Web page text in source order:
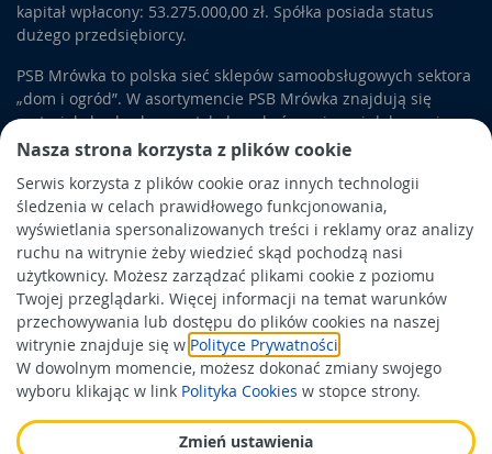
Nasza strona korzysta z plików cookie
Serwis korzysta z plików cookie oraz innych technologii
śledzenia w celach prawidłowego funkcjonowania,
wyświetlania spersonalizowanych treści i reklamy oraz analizy
ruchu na witrynie żeby wiedzieć skąd pochodzą nasi
użytkownicy. Możesz zarządzać plikami cookie z poziomu
Twojej przeglądarki. Więcej informacji na temat warunków
przechowywania lub dostępu do plików cookies na naszej
witrynie znajduje się w Polityce Prywatności
W dowolnym momencie, możesz dokonać zmiany swojego
wyboru klikając w link Polityka Cookies w stopce strony.
Zmień ustawienia
kapitał wpłacony: 53.275.000,00 zł. Spółka posiada status
dużego przedsiębiorcy.
PSB Mrówka to polska sieć sklepów samoobsługowych sektora
„dom i ogród”. W asortymencie PSB Mrówka znajdują się
materiały budowlane, artykuły wykończeniowe i dekoracyjne,
wyposażenie łazienek i kuchni, elektronarzędzia, a także
artykuły związane z ogrodem i otoczeniem domu.
Obowiązek informacyjny
Polityka prywatności
Polityka Cookies
Odbiór zużytego sprzętu
Wspierają nas: